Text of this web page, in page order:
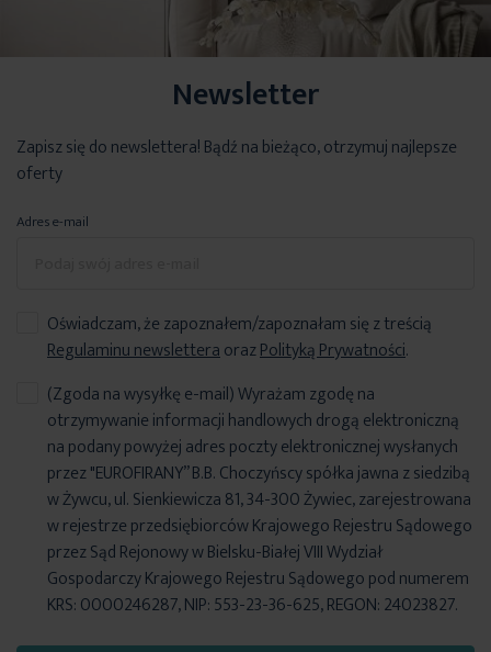
Newsletter
Zapisz się do newslettera! Bądź na bieżąco, otrzymuj najlepsze
oferty
Adres e-mail
Oświadczam, że zapoznałem/zapoznałam się z treścią
Regulaminu newsletteraorazPolityką Prywatności.
(Zgoda na wysyłkę e-mail) Wyrażam zgodę na
otrzymywanie informacji handlowych drogą elektroniczną
na podany powyżej adres poczty elektronicznej wysłanych
przez "EUROFIRANY” B.B. Choczyńscy spółka jawna z siedzibą
w Żywcu, ul. Sienkiewicza 81, 34-300 Żywiec, zarejestrowana
w rejestrze przedsiębiorców Krajowego Rejestru Sądowego
przez Sąd Rejonowy w Bielsku-Białej VIII Wydział
Gospodarczy Krajowego Rejestru Sądowego pod numerem
KRS: 0000246287, NIP: 553-23-36-625, REGON: 24023827.